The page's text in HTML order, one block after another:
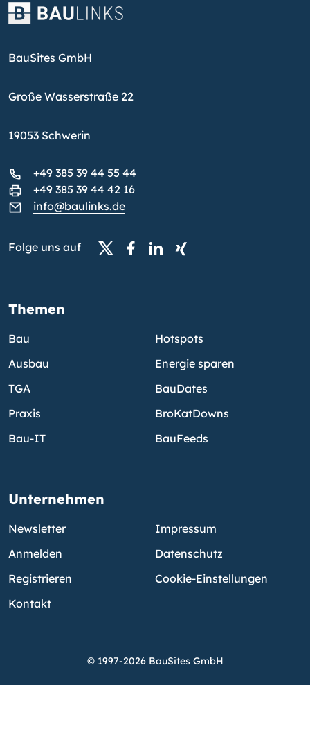
BauSites GmbH
Große Wasserstraße 22
19053 Schwerin
+49 385 39 44 55 44
+49 385 39 44 42 16
info@baulinks.de
Folge uns auf
Themen
Bau
Ausbau
TGA
Praxis
Bau-IT
Hotspots
Energie sparen
BauDates
BroKatDowns
BauFeeds
Unternehmen
Newsletter
Anmelden
Registrieren
Kontakt
Impressum
Datenschutz
Cookie-Einstellungen
© 1997-2026 BauSites GmbH